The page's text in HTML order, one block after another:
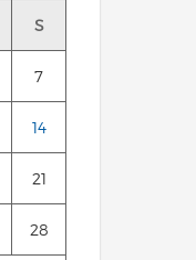
S
7
14
21
28